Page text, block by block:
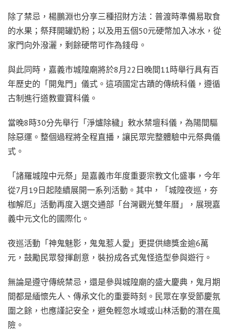
除了禁忌，楊鵬淵也分享三種招財方法：普渡時準備易取食
的水果；祭拜開罐奶粉；以及用五個50元硬幣加入冰水，從
家門向外潑灑，剩餘硬幣可作為錢母。
與此同時，嘉義市城隍廟將於8月22日晚間11時舉行具有百
年歷史的「開鬼門」儀式。這項國定古蹟的傳統科儀，遵循
古制進行道教靈寶科儀。
當晚8時30分先舉行「淨爐除穢」敕水禁壇科儀，為陽間驅
除惡運。整個過程將全程直播，讓民眾完整體驗中元祭典儀
式。
「諸羅城隍中元祭」是嘉義市年度重要宗教文化盛事，今年
從7月19日起陸續展開一系列活動。其中，「城隍夜巡，夯
枷解厄」活動再度入選交通部「台灣觀光雙年曆」，展現嘉
義中元文化的國際化。
夜巡活動「神鬼魅影，鬼鬼惹人愛」更提供總獎金逾6萬
元，鼓勵民眾發揮創意，裝扮成各式鬼怪造型參與遊行。
無論是遵守傳統禁忌，還是參與城隍廟的盛大慶典，鬼月期
間都是緬懷先人、傳承文化的重要時刻。民眾在享受節慶氛
圍之餘，也應謹記安全，避免輕忽水域或山林活動的潛在風
險。